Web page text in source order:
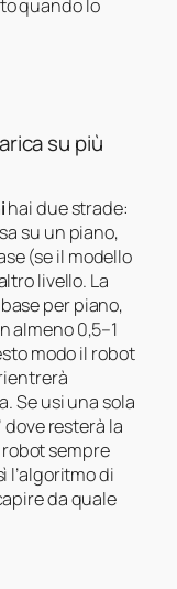
quando lo
su più
hai due strade:
su un piano,
(se il modello
livello. La
per piano,
almeno 0,5–1
modo il robot
Se usi una sola
resterà la
sempre
l’algoritmo di
da quale